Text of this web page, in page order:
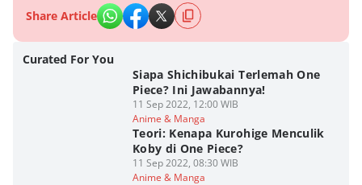
Share Article
Curated For You
Siapa Shichibukai Terlemah One
Piece? Ini Jawabannya!
11 Sep 2022, 12:00 WIB
Anime & Manga
Teori: Kenapa Kurohige Menculik
Koby di One Piece?
11 Sep 2022, 08:30 WIB
Anime & Manga